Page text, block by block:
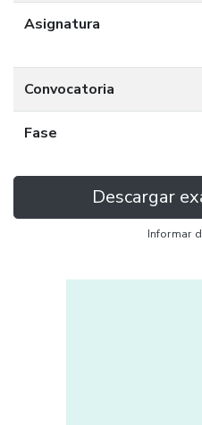
Asignatura
Convocatoria
Fase
Descargar
Informar